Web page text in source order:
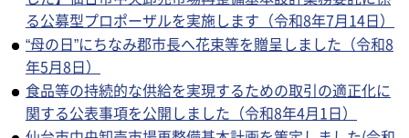
る公募型プロポーザルを実施します（令和8年7月14日）
“母の日”にちなみ郡市長へ花束等を贈呈しました（令和8
年5月8日）
食品等の持続的な供給を実現するための取引の適正化に
関する公表事項を公開しました（令和8年4月1日）